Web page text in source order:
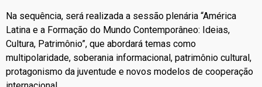
Na sequência, será realizada a sessão plenária “América
Latina e a Formação do Mundo Contemporâneo: Ideias,
Cultura, Patrimônio”, que abordará temas como
multipolaridade, soberania informacional, patrimônio cultural,
protagonismo da juventude e novos modelos de cooperação